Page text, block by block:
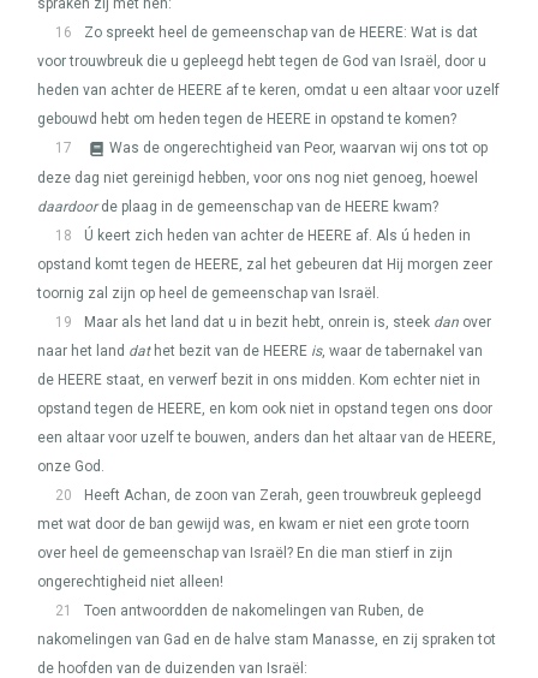
spraken zij met hen:
16
Zo spreekt heel de gemeenschap van de HEERE: Wat is dat
voor trouwbreuk die u gepleegd hebt tegen de God van Israël, door u
heden van achter de HEERE af te keren, omdat u een altaar voor uzelf
gebouwd hebt om heden tegen de HEERE in opstand te komen?
17
Was de ongerechtigheid van Peor, waarvan wij ons tot op
deze dag niet gereinigd hebben, voor ons nog niet genoeg, hoewel
daardoorde plaag in de gemeenschap van de HEERE kwam?
18
Ú keert zich heden van achter de HEERE af. Als ú heden in
opstand komt tegen de HEERE, zal het gebeuren dat Hij morgen zeer
toornig zal zijn op heel de gemeenschap van Israël.
19
Maar als het land dat u in bezit hebt, onrein is, steek dan over
naar het land dathet bezit van de HEERE is, waar de tabernakel van
de HEERE staat, en verwerf bezit in ons midden. Kom echter niet in
opstand tegen de HEERE, en kom ook niet in opstand tegen ons door
een altaar voor uzelf te bouwen, anders dan het altaar van de HEERE,
onze God.
20
Heeft Achan, de zoon van Zerah, geen trouwbreuk gepleegd
met wat door de ban gewijd was, en kwam er niet een grote toorn
over heel de gemeenschap van Israël? En die man stierf in zijn
ongerechtigheid niet alleen!
21
Toen antwoordden de nakomelingen van Ruben, de
nakomelingen van Gad en de halve stam Manasse, en zij spraken tot
de hoofden van de duizenden van Israël: